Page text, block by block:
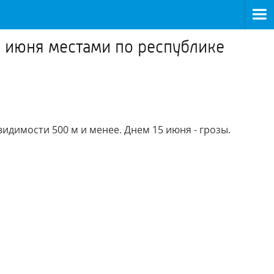
местами по республике
500 м и менее. Днем 15 июня - грозы.